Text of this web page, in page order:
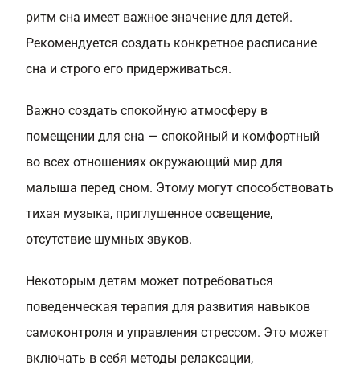
ритм сна имеет важное значение для детей.
Рекомендуется создать конкретное расписание
сна и строго его придерживаться.
Важно создать спокойную атмосферу в
помещении для сна — спокойный и комфортный
во всех отношениях окружающий мир для
малыша перед сном. Этому могут способствовать
тихая музыка, приглушенное освещение,
отсутствие шумных звуков.
Некоторым детям может потребоваться
поведенческая терапия для развития навыков
самоконтроля и управления стрессом. Это может
включать в себя методы релаксации,